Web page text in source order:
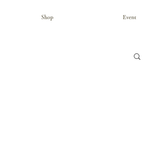
Shop Event